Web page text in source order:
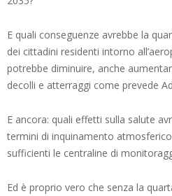
E quali conseguenze avrebbe la
dei cittadini residenti intorno
potrebbe diminuire, anche
decolli e atterraggi come prevede
E ancora: quali effetti sulla salute
termini di inquinamento
sufficienti le centraline di
Ed è proprio vero che senza la